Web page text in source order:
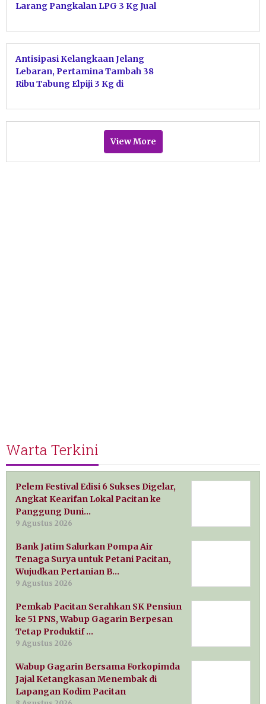
Larang Pangkalan LPG 3 Kg Jual
Antisipasi Kelangkaan Jelang
Lebaran, Pertamina Tambah 38
Ribu Tabung Elpiji 3 Kg di
View More
Warta Terkini
Pelem Festival Edisi 6 Sukses Digelar,
Angkat Kearifan Lokal Pacitan ke
Panggung Duni…
9 Agustus 2026
Bank Jatim Salurkan Pompa Air
Tenaga Surya untuk Petani Pacitan,
Wujudkan Pertanian B…
9 Agustus 2026
Pemkab Pacitan Serahkan SK Pensiun
ke 51 PNS, Wabup Gagarin Berpesan
Tetap Produktif …
9 Agustus 2026
Wabup Gagarin Bersama Forkopimda
Jajal Ketangkasan Menembak di
Lapangan Kodim Pacitan